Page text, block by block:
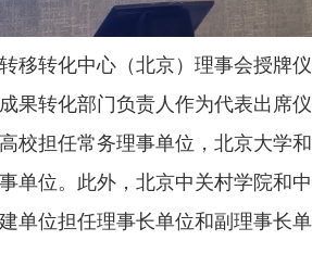
移转化中心（北京）理事会授牌
果转化部门负责人作为代表出席
校担任常务理事单位，北京大学
单位。此外，北京中关村学院和
单位担任理事长单位和副理事长